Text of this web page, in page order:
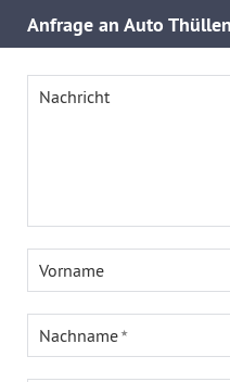
Anfrage an Auto
Nachricht
Vorname
Nachname